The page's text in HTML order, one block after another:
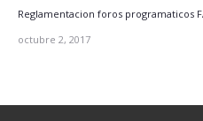
Reglamentacion foros programaticos
octubre 2, 2017